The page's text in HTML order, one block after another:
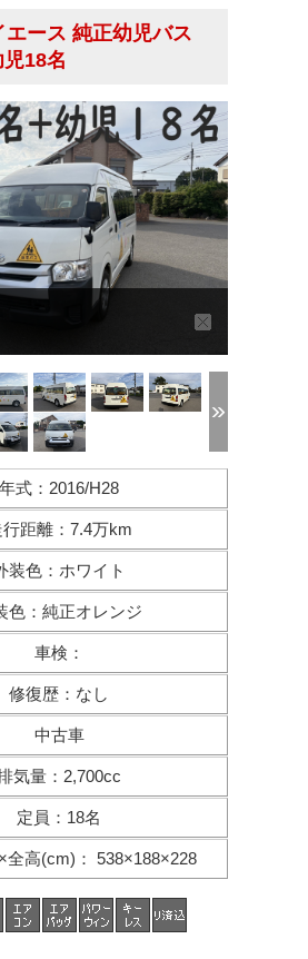
エース 純正幼児バス
18名
年式 ： 2016/H28
行距離： 7.4万km
装色 ： ホワイト
色 ： 純正オレンジ
車検 ：
修復歴 ： なし
中古車
気量 ： 2,700cc
定員 ： 18名
全高(cm) ： 538×188×228